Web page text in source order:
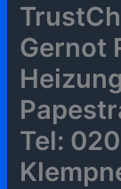
Gernot
Tel: